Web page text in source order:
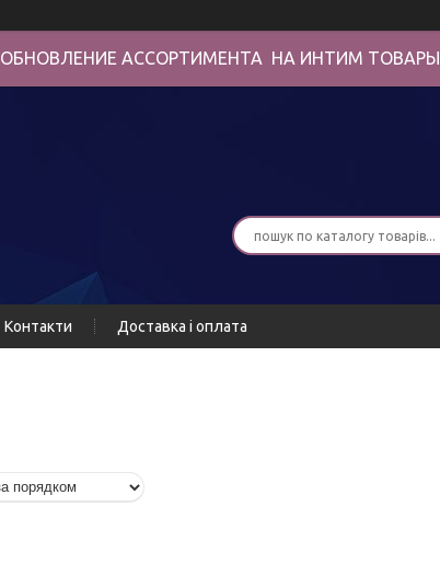
ОБНОВЛЕНИЕ АССОРТИМЕНТА НА ИНТИМ ТОВАРЫ
Контакти Доставка і оплата